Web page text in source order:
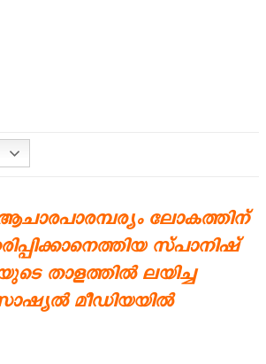
ആചാരപാരമ്പര്യം ലോകത്തിന്
സ്പാനിഷ്
താളത്തിൽ ലയിച്ച
മീഡിയയിൽ